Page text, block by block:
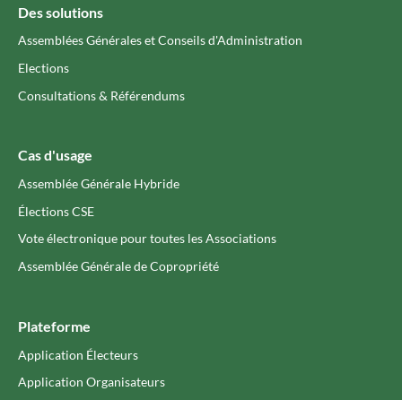
Des solutions
Assemblées Générales et Conseils d'Administration
Elections
Consultations & Référendums
Cas d'usage
Assemblée Générale Hybride
Élections CSE
Vote électronique pour toutes les Associations
Assemblée Générale de Copropriété
Plateforme
Application Électeurs
Application Organisateurs